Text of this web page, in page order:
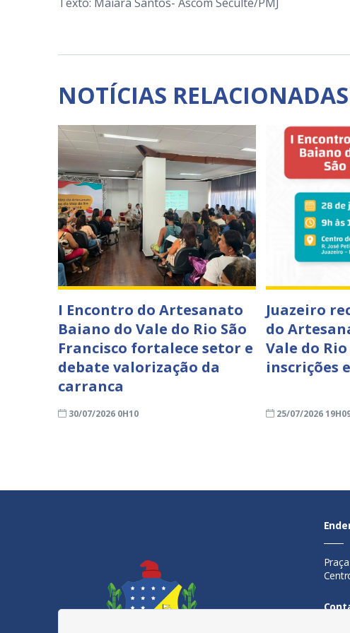
NOTÍCIAS RELACIONADAS
I Encontro do Artesanato
Baiano do Vale do Rio São
Francisco fortalece setor e
debate valorização da
carranca
30/07/2026 0H10
Juazeiro
do
Vale do
inscrições
25/07/2026